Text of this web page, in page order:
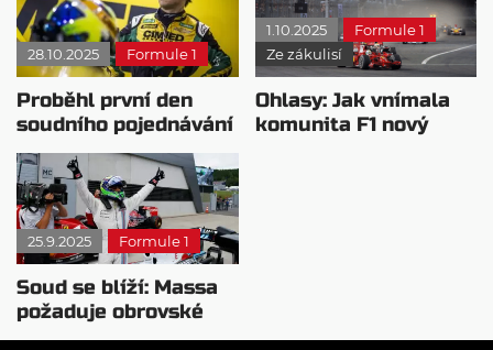
28.10.2025 Formule 1
Proběhl první den
soudního pojednávání
v kauze Crashgate
1.10.2025
Formule 1
Ze zákulisí
Ohlasy: Jak vnímala
komunita F1 nový
25.9.2025 Formule 1
Soud se blíží: Massa
požaduje obrovské
odškodnění